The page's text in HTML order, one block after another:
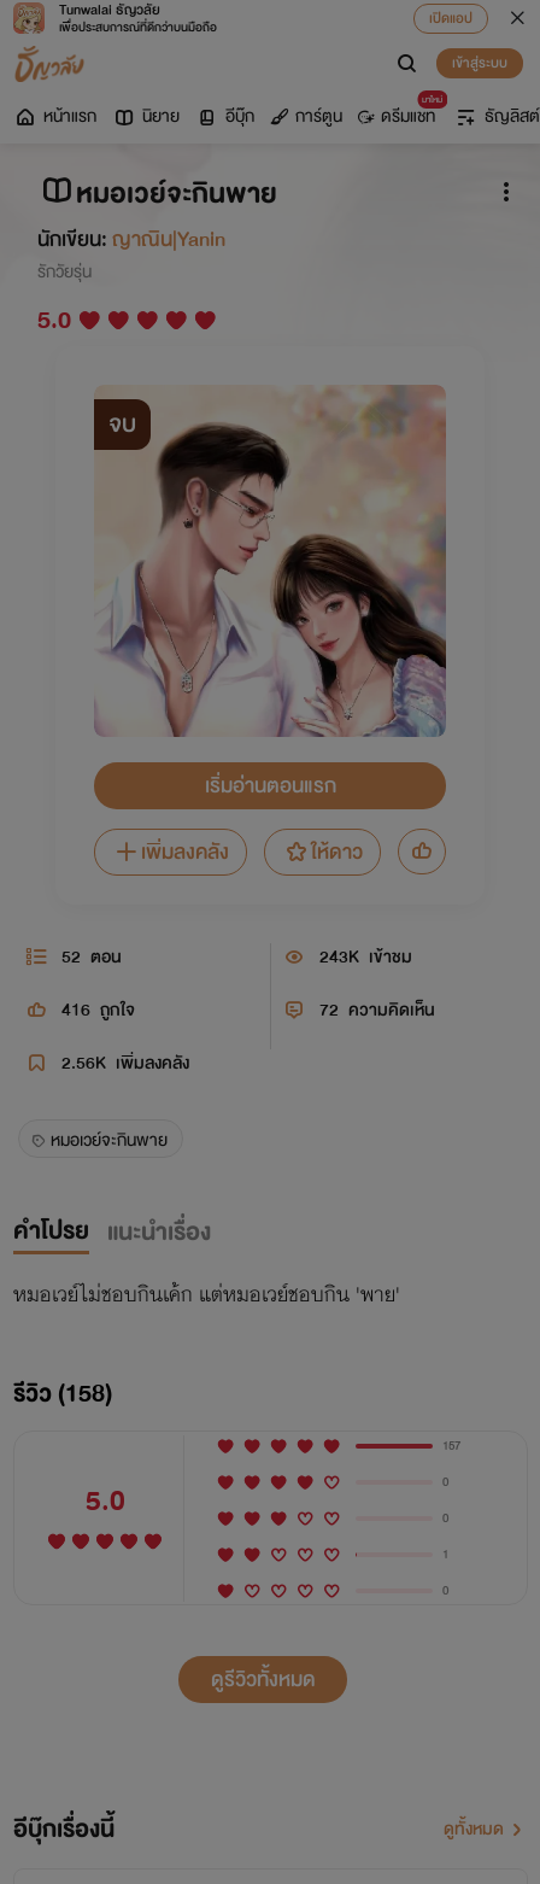
Tunwalai ธัญวลัย
เพื่อประสบการณ์ที่ดีกว่าบนมือถือ
เปิดแอป
เข้าสู่ระบบ
หน้าแรก นิยาย อีบุ๊ก การ์ตูน
มาใหม่
ดรีมแชท ธัญลิสต์
หมอเวย์จะกินพาย
นักเขียน:ญาณิน|Yanin
รักวัยรุ่น
5.0
จบ
เริ่มอ่านตอนแรก
เพิ่มลงคลัง
ให้ดาว
52 ตอน 243K เข้าชม
416 ถูกใจ 72 ความคิดเห็น
2.56K เพิ่มลงคลัง
หมอเวย์จะกินพาย
คำโปรย แนะนำเรื่อง
หมอเวย์ไม่ชอบกินเค้ก แต่หมอเวย์ชอบกิน 'พาย'
รีวิว (158)
5.0
157
0
0
1
0
ดูรีวิวทั้งหมด
อีบุ๊กเรื่องนี้ ดูทั้งหมด